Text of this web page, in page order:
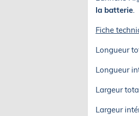
la batterie.
Fiche
Longueur
Longueur
Largeur
Largeur